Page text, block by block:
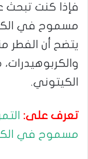
فإذا كنت تبحث
مسموح في
يتضح أن الفطر
الكيتوني.
تعرف على:
مسموح في